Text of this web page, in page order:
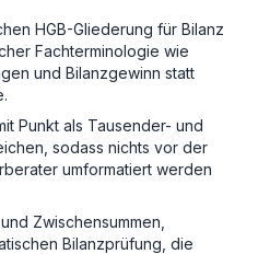
HGB-Gliederung für Bilanz
Fachterminologie wie
und Bilanzgewinn statt
Punkt als Tausender- und
sodass nichts vor der
umformatiert werden
Zwischensummen,
Bilanzprüfung, die